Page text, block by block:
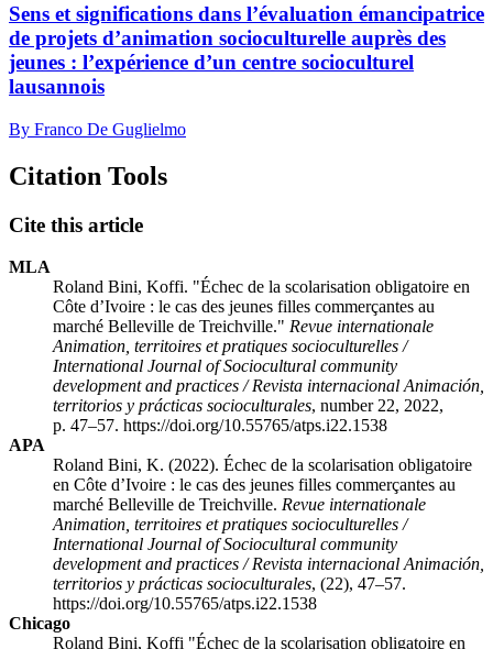
Sens et significations dans l’évaluation émancipatrice
de projets d’animation socioculturelle auprès des
jeunes : l’expérience d’un centre socioculturel
lausannois
By Franco De Guglielmo
Citation Tools
Cite this article
MLA
Roland Bini, Koffi. "Échec de la scolarisation obligatoire en
Côte d’Ivoire : le cas des jeunes filles commerçantes au
marché Belleville de Treichville." Revue internationale
Animation, territoires et pratiques socioculturelles /
International Journal of Sociocultural community
development and practices / Revista internacional Animación,
territorios y prácticas socioculturales, number 22, 2022,
p. 47–57. https://doi.org/10.55765/atps.i22.1538
APA
Roland Bini, K. (2022). Échec de la scolarisation obligatoire
en Côte d’Ivoire : le cas des jeunes filles commerçantes au
marché Belleville de Treichville. Revue internationale
Animation, territoires et pratiques socioculturelles /
International Journal of Sociocultural community
development and practices / Revista internacional Animación,
territorios y prácticas socioculturales, (22), 47–57.
https://doi.org/10.55765/atps.i22.1538
Chicago
Roland Bini, Koffi "Échec de la scolarisation obligatoire en